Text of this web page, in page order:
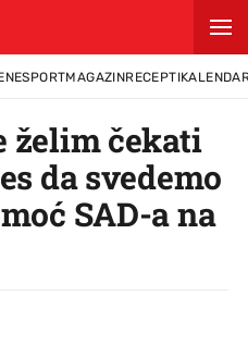
SPORTMAGAZINRECEPTI
želim čekati
da svedemo
SAD-a na